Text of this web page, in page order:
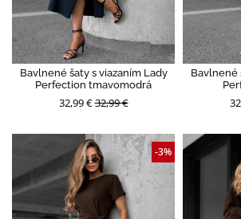
Bavlnené šaty s viazaním Lady
Perfection tmavomodrá
32,99 €32,99 €
Bavlnené
-3%